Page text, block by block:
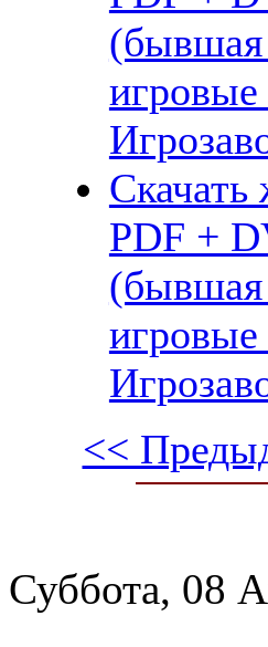
(бывшая
PDF +
(бывшая
<<
Суббота, 08